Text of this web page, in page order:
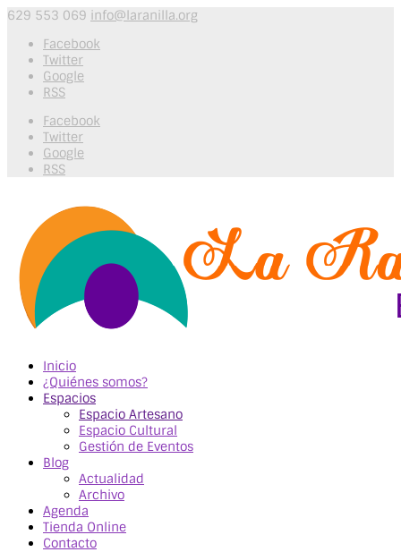
629 553 069 info@laranilla.org
Facebook
Twitter
Google
RSS
Facebook
Twitter
Google
RSS
Inicio
¿Quiénes somos?
Espacios
Espacio Artesano
Espacio Cultural
Gestión de Eventos
Blog
Actualidad
Archivo
Agenda
Tienda Online
Contacto